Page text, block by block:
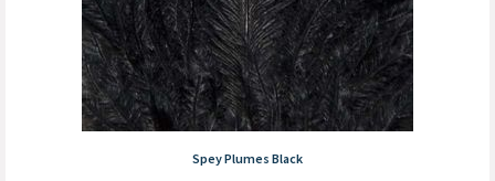
Spey Plumes Black